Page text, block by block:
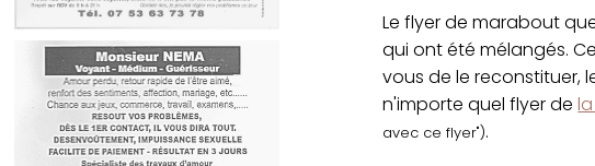
Le flyer de marabout
qui ont été mélangés.
vous de le reconstituer,
n'importe quel flyer de
avec ce flyer").